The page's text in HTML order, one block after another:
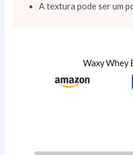
A textura pode ser um
Waxy Whey